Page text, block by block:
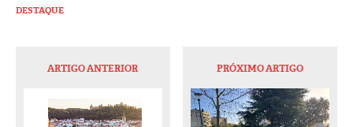
DESTAQUE
ARTIGO ANTERIOR PRÓXIMO ARTIGO